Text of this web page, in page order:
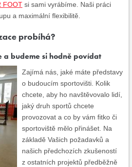
FOOT si sami vyrábíme. Naši práci
a maximální flexibilitě.
probíhá?
a budeme si hodně povídat
Zajímá nás, jaké máte představy
o budoucím sportovišti. Kolik
chcete, aby ho navštěvovalo lidí,
jaký druh sportů chcete
provozovat a co by vám fitko či
sportoviště mělo přinášet. Na
základě Vašich požadavků a
našich předchozích zkušeností
z ostatních projektů předběžně